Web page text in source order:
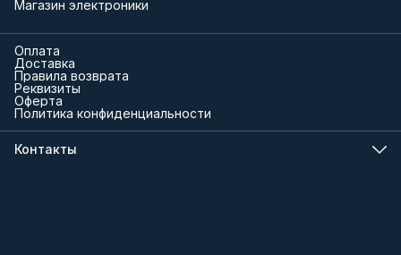
Магазин электроники
Оплата
Доставка
Правила возврата
Реквизиты
Оферта
Политика конфиденциальности
Контакты